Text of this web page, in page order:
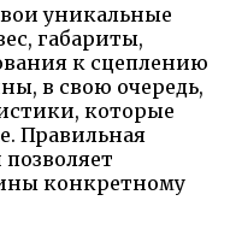
уникальные
габариты,
к сцеплению
в свою очередь,
которые
Правильная
конкретному